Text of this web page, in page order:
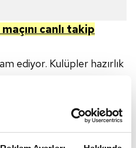
maçını canlı takip
ediyor. Kulüpler hazırlık
detaylar futbolseverler
yayın bilgileri